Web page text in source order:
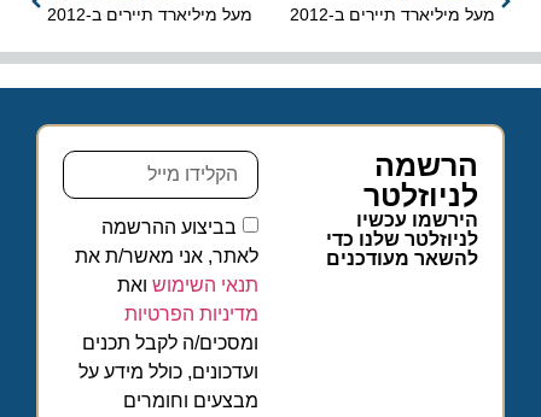
מעל מיליארד תיירים ב-2012 מעל מיליארד תיירים ב-2012
הרשמה
לניוזלטר
הירשמו עכשיו
לניוזלטר שלנו כדי
להשאר מעודכנים
בביצוע ההרשמה
לאתר, אני מאשר/ת את
תנאי השימוש ואת
מדיניות הפרטיות
ומסכים/ה לקבל תכנים
ועדכונים, כולל מידע על
מבצעים וחומרים